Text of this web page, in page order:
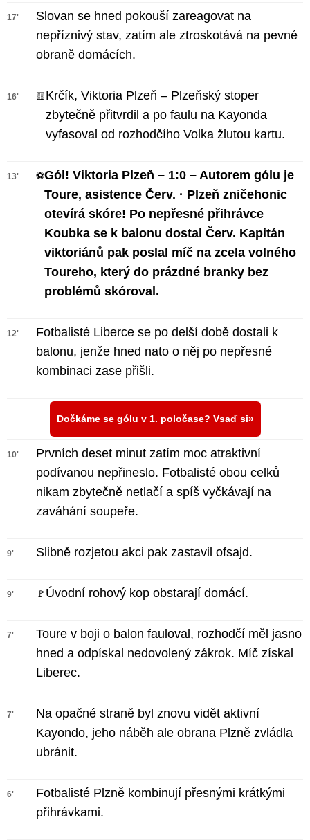
17'
Slovan se hned pokouší zareagovat na
nepříznivý stav, zatím ale ztroskotává na pevné
obraně domácích.
16' 🟨Krčík, Viktoria Plzeň – Plzeňský stoper
zbytečně přitvrdil a po faulu na Kayonda
vyfasoval od rozhodčího Volka žlutou kartu.
13' ⚽Gól! Viktoria Plzeň – 1:0 – Autorem gólu je
Toure, asistence Červ. · Plzeň zničehonic
otevírá skóre! Po nepřesné přihrávce
Koubka se k balonu dostal Červ. Kapitán
viktoriánů pak poslal míč na zcela volného
Toureho, který do prázdné branky bez
problémů skóroval.
12'
Fotbalisté Liberce se po delší době dostali k
balonu, jenže hned nato o něj po nepřesné
kombinaci zase přišli.
Dočkáme se gólu v 1. poločase? Vsaď si
10'
Prvních deset minut zatím moc atraktivní
podívanou nepřineslo. Fotbalisté obou celků
nikam zbytečně netlačí a spíš vyčkávají na
zaváhání soupeře.
9' Slibně rozjetou akci pak zastavil ofsajd.
9' 🚩Úvodní rohový kop obstarají domácí.
7'
Toure v boji o balon fauloval, rozhodčí měl jasno
hned a odpískal nedovolený zákrok. Míč získal
Liberec.
7'
Na opačné straně byl znovu vidět aktivní
Kayondo, jeho náběh ale obrana Plzně zvládla
ubránit.
6'
Fotbalisté Plzně kombinují přesnými krátkými
přihrávkami.